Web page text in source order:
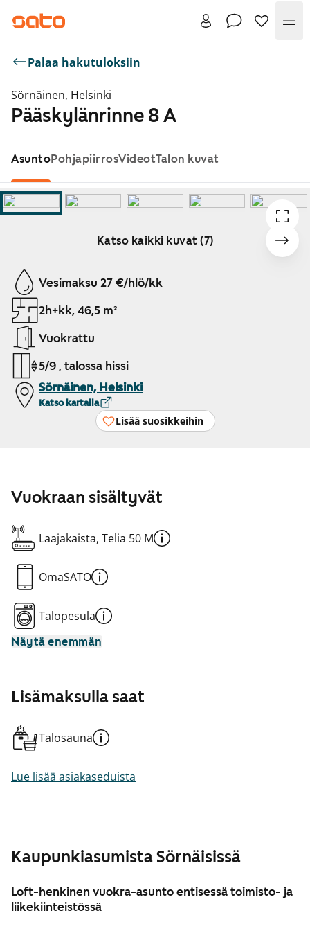
Palaa hakutuloksiin
Sörnäinen, Helsinki
Pääskylänrinne 8 A
AsuntoPohjapiirrosVideotTalon kuvat
Katso kaikki kuvat (7)
Näytetään dia 1 / 7
Vesimaksu 27 €/hlö/kk
2h+kk, 46,5 m²
Vuokrattu
5/9 , talossa hissi
Sörnäinen, Helsinki
Katso kartalla
Lisää suosikkeihin
Kaupunkiasumista Sörnäisissä
Loft-henkinen vuokra-asunto entisessä toimisto- ja
liikekiinteistössä
Vuokraan sisältyvät
Laajakaista, Telia 50 M
OmaSATO
Talopesula
Näytä enemmän
Lisämaksulla saat
Talosauna
Lue lisää asiakaseduista